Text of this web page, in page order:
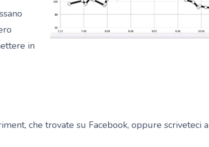
in
che trovate su Facebook, oppure scriveteci a